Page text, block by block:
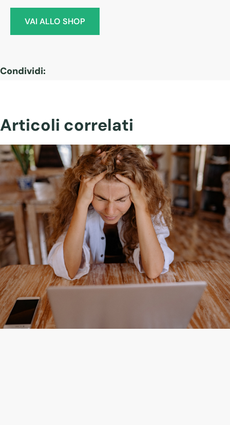
VAI ALLO SHOP
Condividi:
Articoli correlati